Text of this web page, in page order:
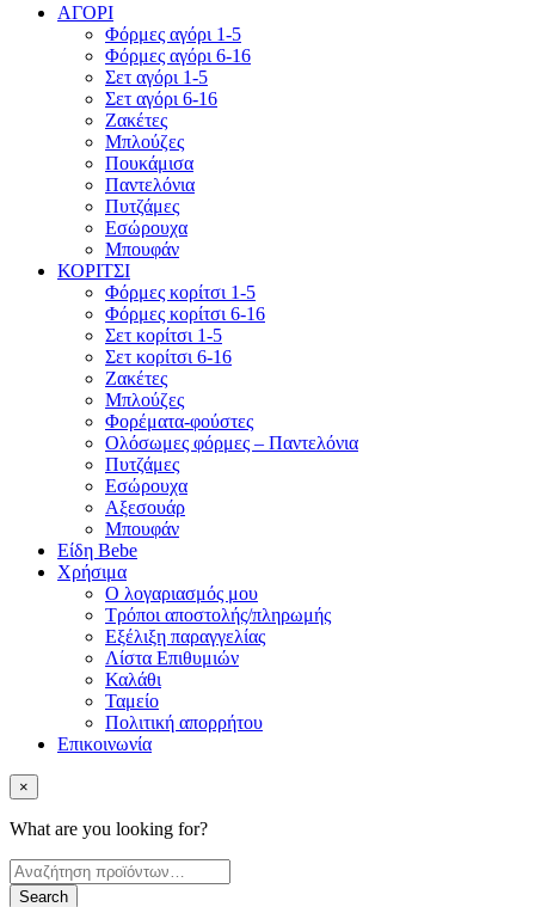
ΑΓΟΡΙ
Φόρμες αγόρι 1-5
Φόρμες αγόρι 6-16
Σετ αγόρι 1-5
Σετ αγόρι 6-16
Ζακέτες
Μπλούζες
Πουκάμισα
Παντελόνια
Πυτζάμες
Εσώρουχα
Μπουφάν
ΚΟΡΙΤΣΙ
Φόρμες κορίτσι 1-5
Φόρμες κορίτσι 6-16
Σετ κορίτσι 1-5
Σετ κορίτσι 6-16
Ζακέτες
Μπλούζες
Φορέματα-φούστες
Ολόσωμες φόρμες – Παντελόνια
Πυτζάμες
Εσώρουχα
Αξεσουάρ
Μπουφάν
Είδη Bebe
Χρήσιμα
Ο λογαριασμός μου
Τρόποι αποστολής/πληρωμής
Εξέλιξη παραγγελίας
Λίστα Επιθυμιών
Καλάθι
Ταμείο
Πολιτική απορρήτου
Επικοινωνία
×
What are you looking for?